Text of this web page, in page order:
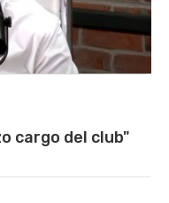
cargo del club"